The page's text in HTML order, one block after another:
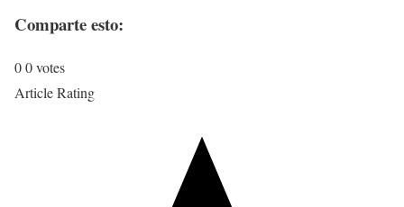
Comparte esto:
00votes
Article Rating